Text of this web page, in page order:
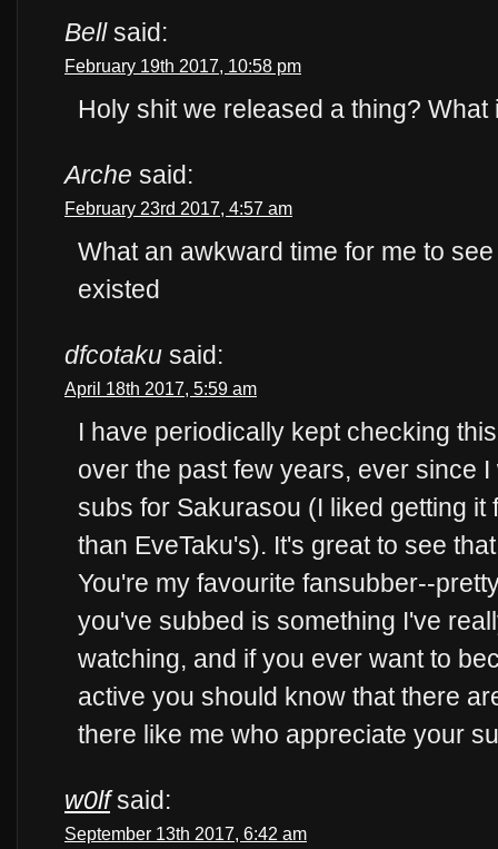
Bellsaid:
February 19th 2017, 10:58 pm
Holy shit we released a thing?
Arche said:
February 23rd 2017, 4:57 am
What an awkward time for me to
existed
dfcotaku said:
April 18th 2017, 5:59 am
I have periodically kept checking
over the past few years, ever since
subs for Sakurasou (I liked getting it
than EveTaku's). It's great to see
You're my favourite fansubber--
you've subbed is something I've
watching, and if you ever want to
active you should know that there
there like me who appreciate your
w0lfsaid:
September 13th 2017, 6:42 am